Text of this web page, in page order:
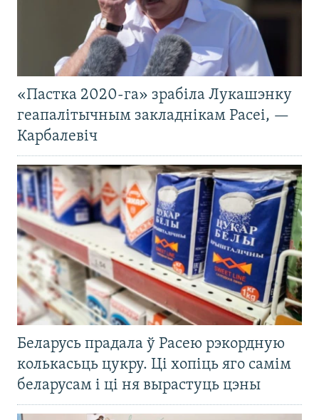
«Пастка 2020-га» зрабіла Лукашэнку
геапалітычным закладнікам Расеі, —
Карбалевіч
Беларусь прадала ў Расею рэкордную
колькасьць цукру. Ці хопіць яго самім
беларусам і ці ня вырастуць цэны